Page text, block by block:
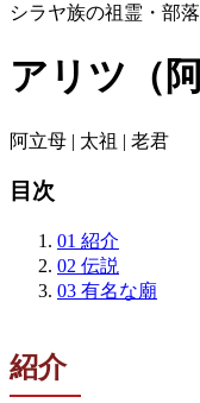
シラヤ族の祖霊・部
アリツ（
阿立母 | 太祖 | 老君
目次
01 紹介
02 伝説
03 有名な廟
紹介